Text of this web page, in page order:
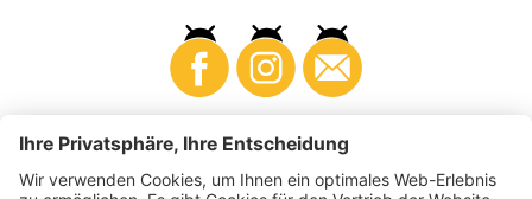
Business Produzenten